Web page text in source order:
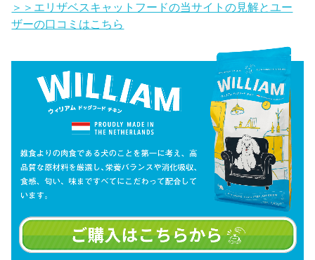
＞＞エリザベスキャットフードの当サイトの見解とユー
ザーの口コミはこちら